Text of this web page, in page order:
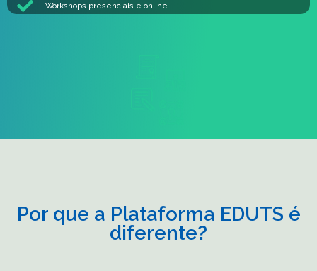
Workshops presenciais e online
Por que a Plataforma EDUTS é
diferente?